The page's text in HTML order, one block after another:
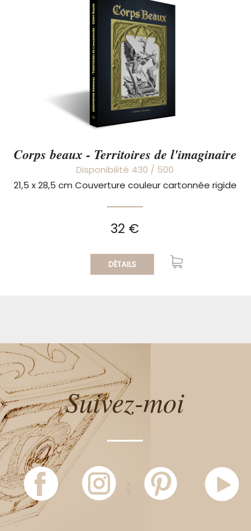
Corps beaux - Territoires de l'imaginaire
Disponibilité 430 / 500
21,5 x 28,5 cm Couverture couleur cartonnée rigide
32 €
DÉTAILS
Suivez-moi